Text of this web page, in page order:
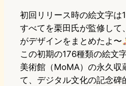
初回リリース時の絵文字は
すべてを栗田氏が監修して
がデザインをまとめたよ〜
この初期の176種類の絵文
美術館（MoMA）の永久収
て、デジタル文化の記念碑